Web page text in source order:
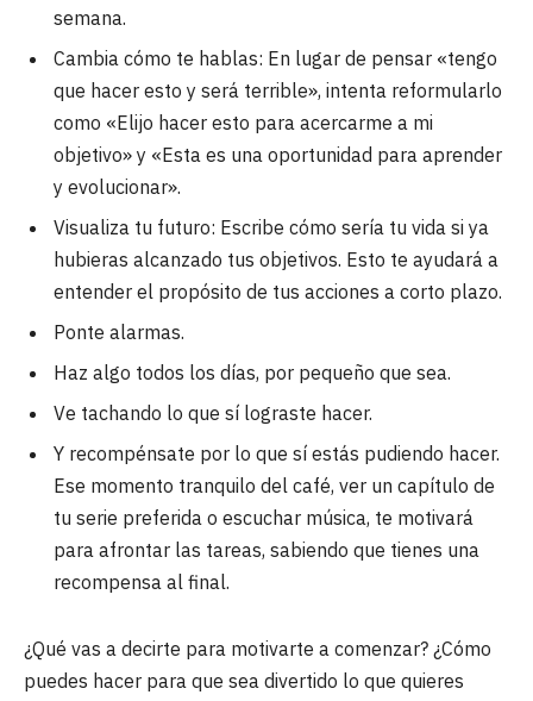
semana.
Cambia cómo te hablas: En lugar de pensar «tengo
que hacer esto y será terrible», intenta reformularlo
como «Elijo hacer esto para acercarme a mi
objetivo» y «Esta es una oportunidad para aprender
y evolucionar».
Visualiza tu futuro: Escribe cómo sería tu vida si ya
hubieras alcanzado tus objetivos. Esto te ayudará a
entender el propósito de tus acciones a corto plazo.
Ponte alarmas.
Haz algo todos los días, por pequeño que sea.
Ve tachando lo que sí lograste hacer.
Y recompénsate por lo que sí estás pudiendo hacer.
Ese momento tranquilo del café, ver un capítulo de
tu serie preferida o escuchar música, te motivará
para afrontar las tareas, sabiendo que tienes una
recompensa al final.
¿Qué vas a decirte para motivarte a comenzar? ¿Cómo
puedes hacer para que sea divertido lo que quieres